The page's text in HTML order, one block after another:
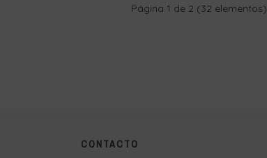
Página 1 de 2 (32 elementos)
CONTACTO